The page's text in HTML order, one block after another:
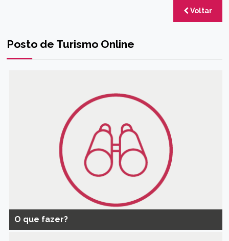
Voltar
Posto de Turismo Online
O que fazer?